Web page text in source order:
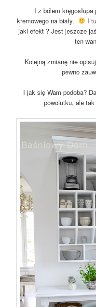
I z bólem
kremowego na biały.
I
jaki efekt ? Jest jeszcze
ten
Kolejną zmianę nie
pewno
I jak się Wam podoba?
powolutku, ale